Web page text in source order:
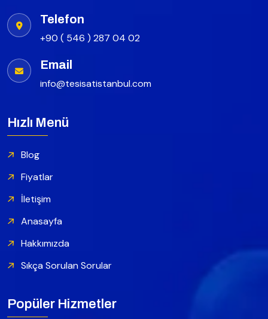
Telefon
+90 ( 546 ) 287 04 02
Email
info@tesisatistanbul.com
Hızlı Menü
Blog
Fiyatlar
İletişim
Anasayfa
Hakkımızda
Sıkça Sorulan Sorular
Popüler Hizmetler